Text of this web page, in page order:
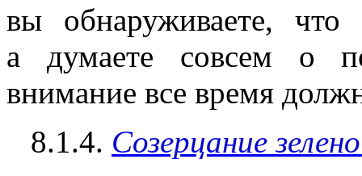
вы обнаруживаете,
а думаете совсем о
внимание все время
8.1.4. Созерцание